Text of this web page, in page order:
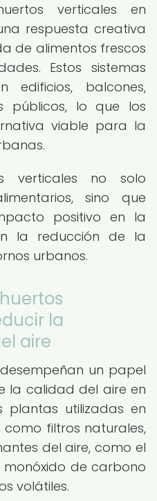
verticales en
respuesta creativa
de alimentos frescos
Estos sistemas
edificios, balcones,
públicos, lo que los
viable para la
verticales no solo
sino que
positivo en la
la reducción de la
urbanos.
la
aire
un papel
la calidad del aire en
plantas utilizadas en
filtros naturales,
del aire, como el
de carbono
volátiles.